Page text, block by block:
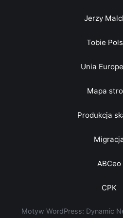
Jerzy
Tobie
Unia
Mapa
Produkcja
ABCeo
CPK
Motyw WordPress: Dynamic